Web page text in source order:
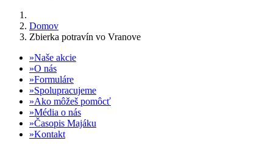
Domov
Zbierka potravín vo Vranove
Naše akcie
O nás
Formuláre
Spolupracujeme
Ako môžeš pomôcť
Média o nás
Časopis Majáku
Kontakt